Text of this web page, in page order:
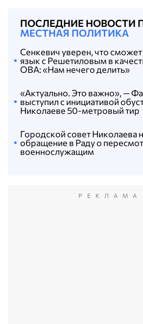
ПОСЛЕДНИЕ НОВОСТИ
МЕСТНАЯ ПОЛИТИКА
Городской совет Николаева
обращение в Раду о
военнослужащим
«Актуально. Это важно», —
выступил с инициативой
Николаеве 50-метровый тир
Сенкевич уверен, что
язык с Решетиловым в
ОВА: «Нам нечего делить»
РЕКЛАМА